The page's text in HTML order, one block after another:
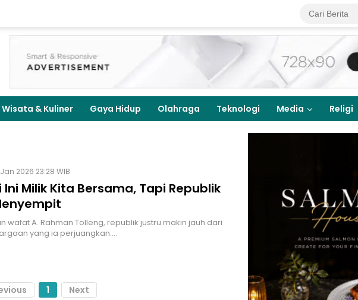
Wisata & Kuliner Gaya Hidup Olahraga Teknologi Media Religi
2026 23:28 WIB
Ini Milik Kita Bersama, Tapi Republik
wafat A. Rahman Tolleng, republik justru makin jauh dari
yang ia perjuangkan.…
1 Next